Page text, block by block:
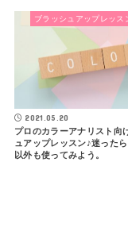
2021.05.20
プロのカラーアナリスト向
ュアップレッスン♪迷った
以外も使ってみよう。